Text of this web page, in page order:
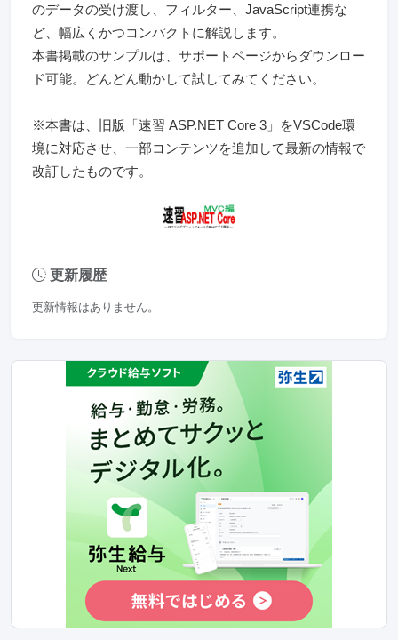
のデータの受け渡し、フィルター、JavaScript連携な
ど、幅広くかつコンパクトに解説します。
本書掲載のサンプルは、サポートページからダウンロー
ド可能。どんどん動かして試してみてください。
※本書は、旧版「速習 ASP.NET Core 3」をVSCode環
境に対応させ、一部コンテンツを追加して最新の情報で
改訂したものです。
更新履歴
更新情報はありません。